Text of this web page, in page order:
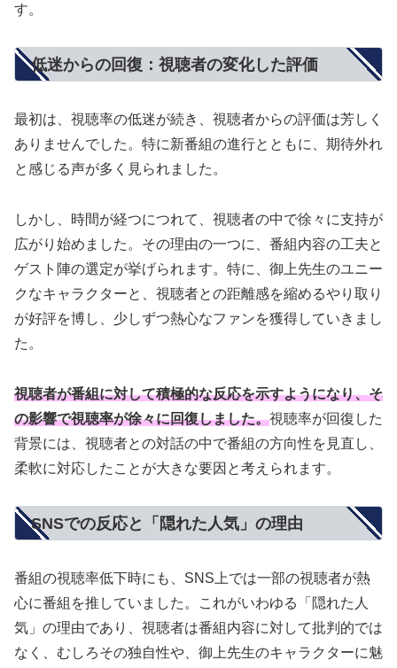
す。
低迷からの回復：視聴者の変化した評価
最初は、視聴率の低迷が続き、視聴者からの評価は芳しく
ありませんでした。特に新番組の進行とともに、期待外れ
と感じる声が多く見られました。
しかし、時間が経つにつれて、視聴者の中で徐々に支持が
広がり始めました。その理由の一つに、番組内容の工夫と
ゲスト陣の選定が挙げられます。特に、御上先生のユニー
クなキャラクターと、視聴者との距離感を縮めるやり取り
が好評を博し、少しずつ熱心なファンを獲得していきまし
た。
視聴者が番組に対して積極的な反応を示すようになり、そ
の影響で視聴率が徐々に回復しました。視聴率が回復した
背景には、視聴者との対話の中で番組の方向性を見直し、
柔軟に対応したことが大きな要因と考えられます。
SNSでの反応と「隠れた人気」の理由
番組の視聴率低下時にも、SNS上では一部の視聴者が熱
心に番組を推していました。これがいわゆる「隠れた人
気」の理由であり、視聴者は番組内容に対して批判的では
なく、むしろその独自性や、御上先生のキャラクターに魅